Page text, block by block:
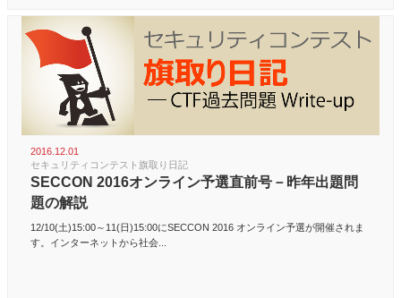
2016.12.01
セキュリティコンテスト旗取り日記
SECCON 2016オンライン予選直前号－昨年出題問
題の解説
12/10(土)15:00～11(日)15:00にSECCON 2016 オンライン予選が開催されま
す。インターネットから社会...